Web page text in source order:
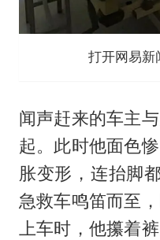
打开网易新
闻声赶来的车主
起。此时他面色
胀变形，连抬脚
急救车鸣笛而至
上车时，他攥着